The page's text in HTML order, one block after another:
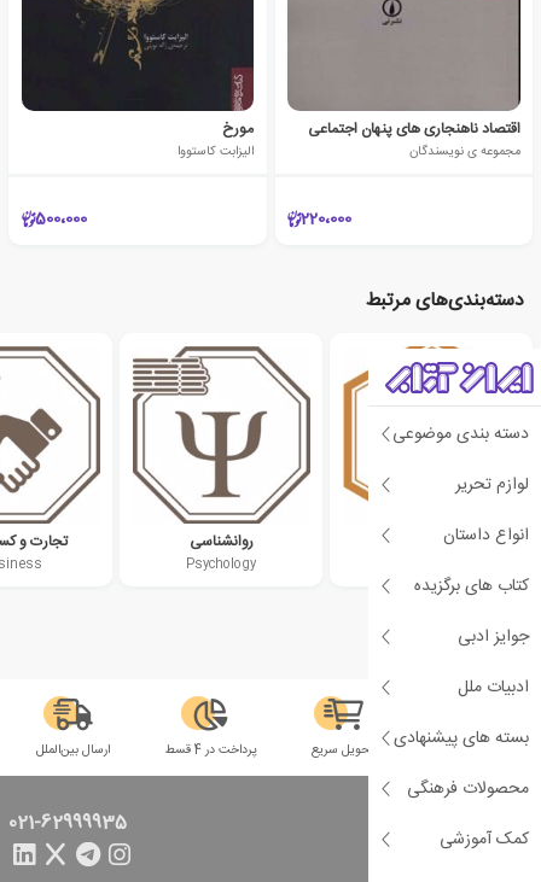
دسته بندی موضوعی
لوازم تحریر
انواع داستان
کتاب های برگزیده
جوایز ادبی
ادبیات ملل
بسته های پیشنهادی
محصولات فرهنگی
کمک آموزشی
اقتصاد ناهنجاری های پنهان اجتماعی
مجموعه ی نویسندگان
220،000
مورخ
الیزابت کاستووا
500،000
دسته‌بندی‌های مرتبط
دهه 2000 میلادی روانشناسی
Psychology
تجارت و
سلامت فیزیکی تحویل سریع پرداخت در 4 قسط ارسال بین‌الملل
021-62999935